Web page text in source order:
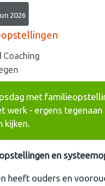
2026
Coaching
met
werk - ergens
kijken.
en
heeft ouders en